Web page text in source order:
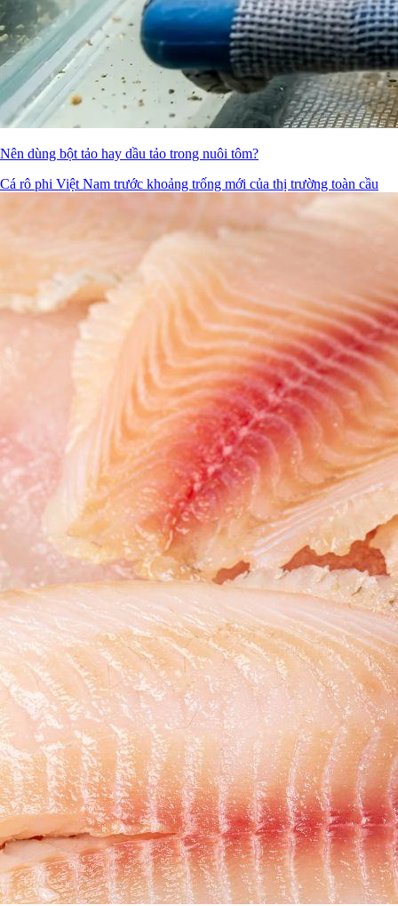
Nên dùng bột tảo hay dầu tảo trong nuôi tôm?
Cá rô phi Việt Nam trước khoảng trống mới của thị trường toàn cầu